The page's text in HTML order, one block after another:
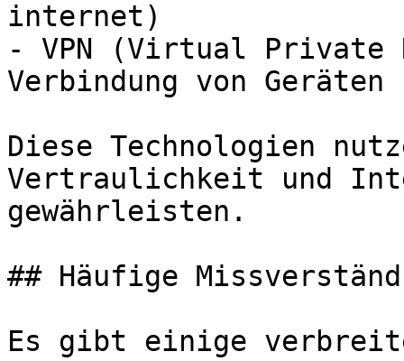
internet)
- VPN (Virtual Private
Verbindung von
Diese Technologien
Vertraulichkeit und
gewährleisten.
## Häufige
Es gibt einige